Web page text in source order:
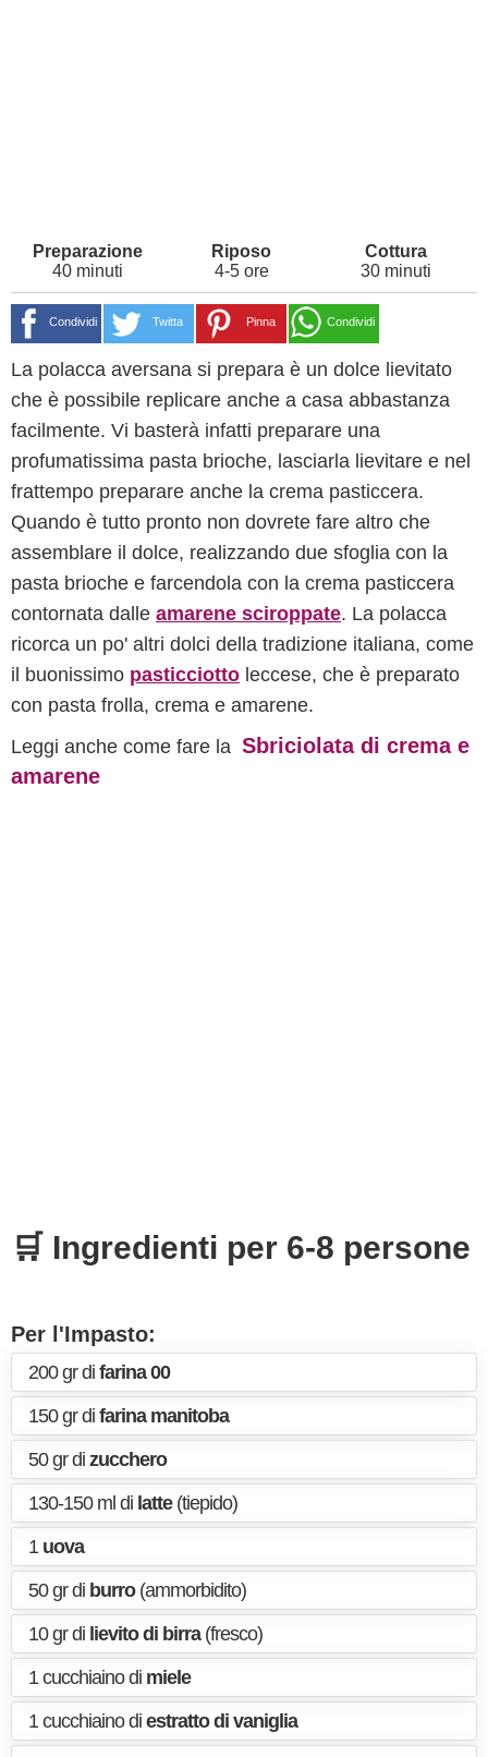
40 minuti 4-5 ore 30 minuti
Condividi Twitta Pinna Condividi
La polacca aversana si prepara è un dolce lievitato
che è possibile replicare anche a casa abbastanza
facilmente. Vi basterà infatti preparare una
profumatissima pasta brioche, lasciarla lievitare e nel
frattempo preparare anche la crema pasticcera.
Quando è tutto pronto non dovrete fare altro che
assemblare il dolce, realizzando due sfoglia con la
pasta brioche e farcendola con la crema pasticcera
contornata dalle amarene sciroppate. La polacca
ricorca un po' altri dolci della tradizione italiana, come
il buonissimo pasticciotto leccese, che è preparato
con pasta frolla, crema e amarene.
Leggi anche come fare la Sbriciolata di crema e
amarene
🛒 Ingredienti per 6-8 persone
Per l'Impasto:
200 gr di farina 00
150 gr di farina manitoba
50 gr di zucchero
130-150 ml di latte(tiepido)
1 uova
50 gr di burro(ammorbidito)
10 gr di lievito di birra(fresco)
1 cucchiaino di miele
1 cucchiaino di estratto di vaniglia